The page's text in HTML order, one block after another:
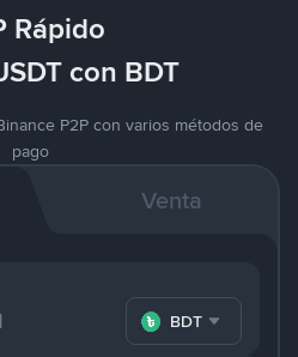
Rápido
con BDT
P2P con varios métodos de
pago
Venta
BDT